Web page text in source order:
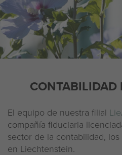
Equipo
Empresa
Declaración de privacidad
CONTABILIDAD
El equipo de nuestra filial
compañía fiduciaria
sector de la contabilidad,
en Liechtenstein.